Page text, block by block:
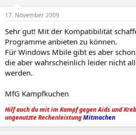
17. November 2009
Sehr gut! Mit der Kompatibilität
Programme anbieten zu können.
Für Windows Mbile gibt es aber
die aber wahrscheinlich leider nicht
werden.
MfG Kampfkuchen
Hilf auch du mit im Kampf gegen Aids und
ungenutzte RechenleistungMitmachen